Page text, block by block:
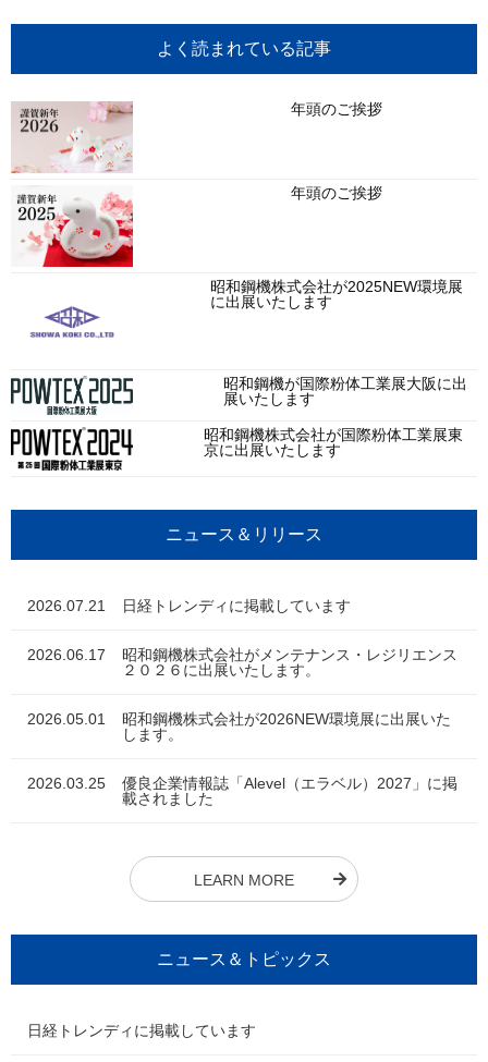
よく読まれている記事
年頭のご挨拶
年頭のご挨拶
昭和鋼機株式会社が2025NEW環境展
に出展いたします
昭和鋼機が国際粉体工業展大阪に出
展いたします
昭和鋼機株式会社が国際粉体工業展東
京に出展いたします
ニュース＆リリース
2026.07.21 日経トレンディに掲載しています
2026.06.17
昭和鋼機株式会社がメンテナンス・レジリエンス
２０２６に出展いたします。
2026.05.01
昭和鋼機株式会社が2026NEW環境展に出展いた
します。
2026.03.25
優良企業情報誌「Alevel（エラベル）2027」に掲
載されました
LEARN MORE
ニュース＆トピックス
日経トレンディに掲載しています